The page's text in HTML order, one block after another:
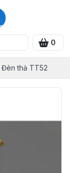
0
Đèn thả TT52